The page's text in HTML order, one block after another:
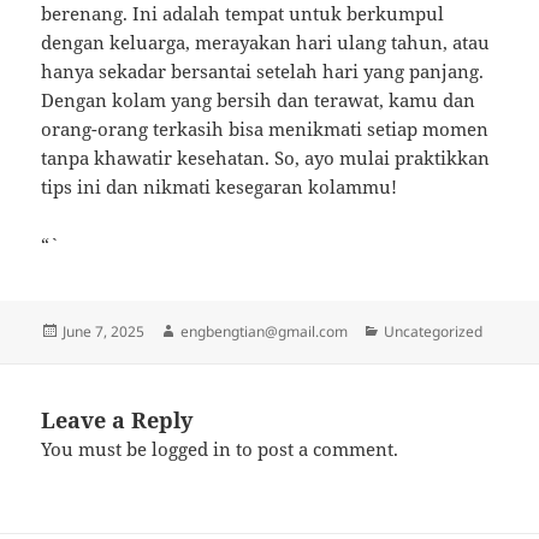
berenang. Ini adalah tempat untuk berkumpul
dengan keluarga, merayakan hari ulang tahun, atau
hanya sekadar bersantai setelah hari yang panjang.
Dengan kolam yang bersih dan terawat, kamu dan
orang-orang terkasih bisa menikmati setiap momen
tanpa khawatir kesehatan. So, ayo mulai praktikkan
tips ini dan nikmati kesegaran kolammu!
“`
Posted
June 7, 2025 Author
engbengtian@gmail.com Categories
Uncategorized
Leave a Reply
You must belogged in to post a comment.